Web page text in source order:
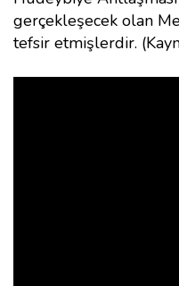
gerçekleşecek olan
tefsir etmişlerdir.